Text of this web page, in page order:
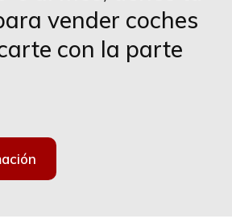
vender coches
con la parte